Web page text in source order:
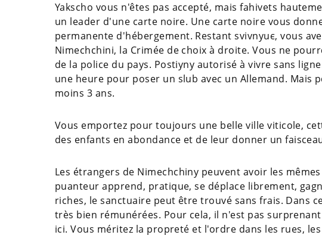
Yakscho vous n'êtes pas accepté, mais fahivets
un leader d'une carte noire. Une carte noire vous
permanente d'hébergement. Restant svіvnyuє, vous
Nіmechchini, la Crimée de choix à droite. Vous ne
de la police du pays. Postiyny autorisé à vivre sans
une heure pour poser un slub avec un Allemand. Mais
moins 3 ans.
Vous emportez pour toujours une belle ville viticole,
des enfants en abondance et de leur donner un
Les étrangers de Nimechchiny peuvent avoir les
puanteur apprend, pratique, se déplace librement,
riches, le sanctuaire peut être trouvé sans frais. Dans
très bien rémunérées. Pour cela, il n'est pas
ici. Vous méritez la propreté et l'ordre dans les rues,